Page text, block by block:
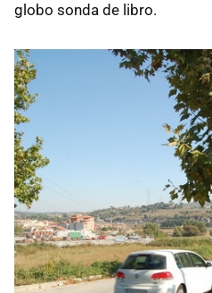
globo sonda de libro.